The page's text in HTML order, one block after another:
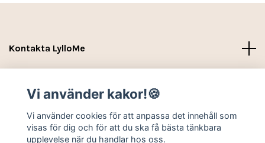
Kontakta LylloMe
Sociala medier
Vi använder kakor!🍪
Vi använder cookies för att anpassa det innehåll som
visas för dig och för att du ska få bästa tänkbara
upplevelse när du handlar hos oss.